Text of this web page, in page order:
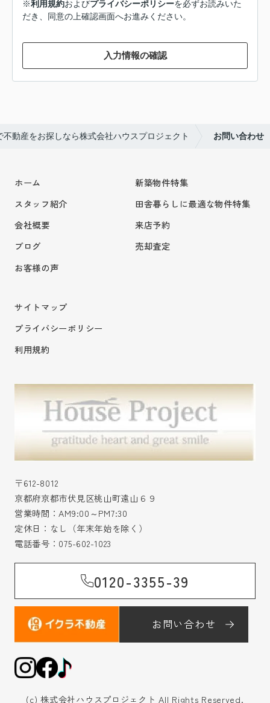
※利用規約およびプライバシーポリシーを必ずお読みいた
だき、同意の上確認画面へお進みください。
入力情報の確認
不動産をお探しなら株式会社ハウスプロジェクト お問い合わせ
ホーム
スタッフ紹介
会社概要
ブログ
お客様の声
新築物件特集
田舎暮らしに最適な物件特集
来店予約
売却査定
サイトマップ
プライバシーポリシー
利用規約
〒612-8012
京都府京都市伏見区桃山町遠山６９
営業時間：AM9:00～PM7:30
定休日：なし（年末年始を除く）
電話番号： 075-602-1023
0120-3355-39
お問い合わせ
(c) 株式会社ハウスプロジェクト All Rights Reserved.